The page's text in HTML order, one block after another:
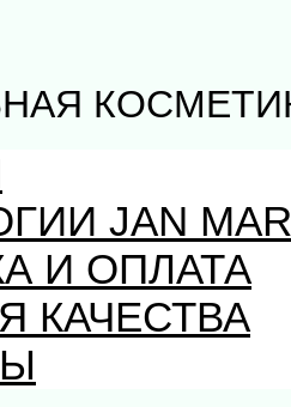
JAN
И ОПЛАТА
КАЧЕСТВА